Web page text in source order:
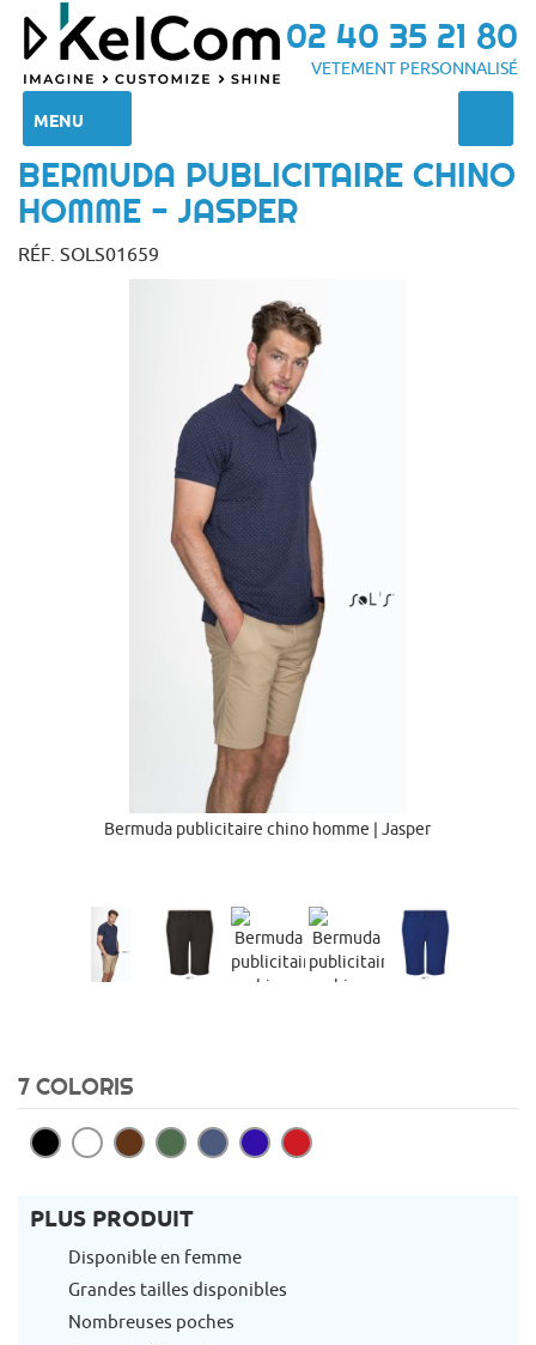
02 40 35 21 80
VETEMENT PERSONNALISÉ
MENU
BERMUDA PUBLICITAIRE CHINO
HOMME - JASPER
RÉF. SOLS01659
Bermuda publicitaire chino homme | Jasper
7 COLORIS
PLUS PRODUIT
Disponible en femme
Grandes tailles disponibles
Nombreuses poches